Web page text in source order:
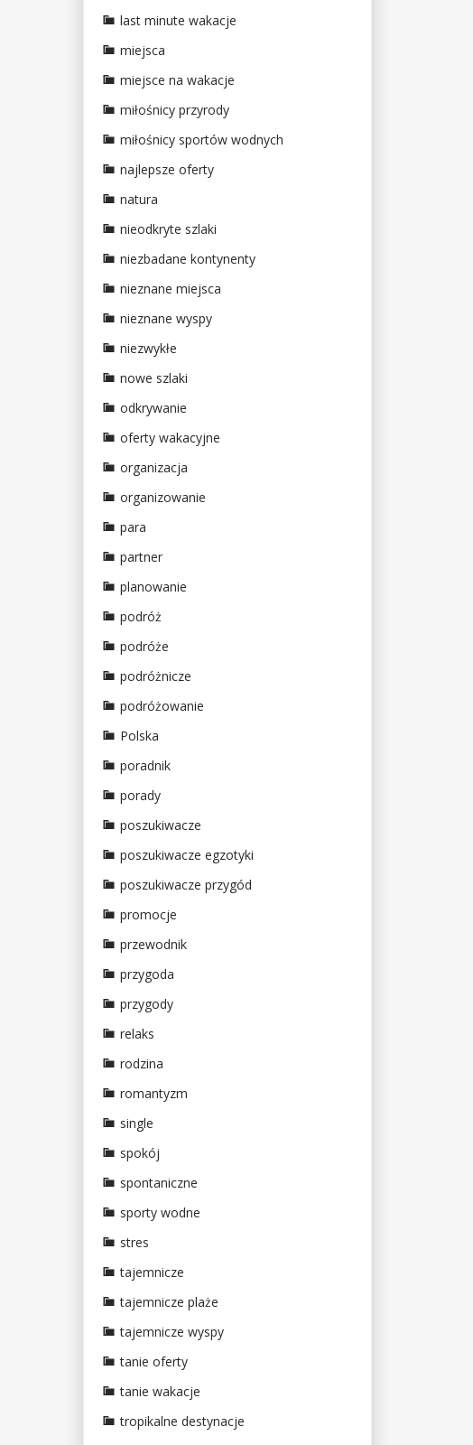
last minute wakacje
miejsca
miejsce na wakacje
miłośnicy przyrody
miłośnicy sportów wodnych
najlepsze oferty
natura
nieodkryte szlaki
niezbadane kontynenty
nieznane miejsca
nieznane wyspy
niezwykłe
nowe szlaki
odkrywanie
oferty wakacyjne
organizacja
organizowanie
para
partner
planowanie
podróż
podróże
podróżnicze
podróżowanie
Polska
poradnik
porady
poszukiwacze
poszukiwacze egzotyki
poszukiwacze przygód
promocje
przewodnik
przygoda
przygody
relaks
rodzina
romantyzm
single
spokój
spontaniczne
sporty wodne
stres
tajemnicze
tajemnicze plaże
tajemnicze wyspy
tanie oferty
tanie wakacje
tropikalne destynacje